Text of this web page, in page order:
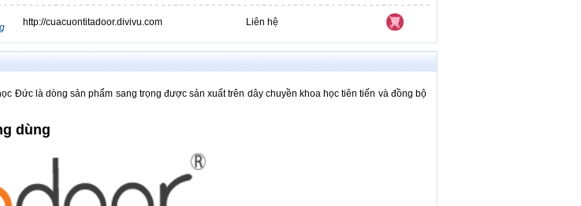
http://cuacuontitadoor.divivu.com Liên hệ
Đức là dòng sản phẩm sang trọng được sản xuất trên dây chuyền khoa học tiên tiến và đồng bộ
dùng